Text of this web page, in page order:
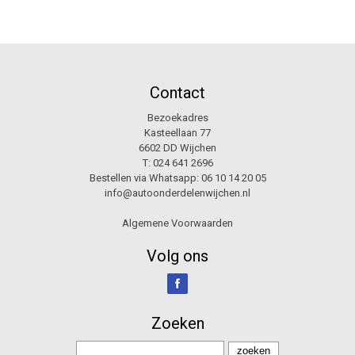
Contact
Bezoekadres
Kasteellaan 77
6602 DD Wijchen
T: 024 641 2696
Bestellen via Whatsapp: 06 10 14 20 05
info@autoonderdelenwijchen.nl
Algemene Voorwaarden
Volg ons
Zoeken